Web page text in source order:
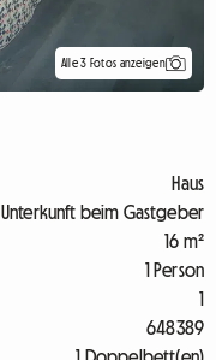
Alle 3 Fotos anzeigen
Haus
Unterkunft beim Gastgeber
16 m²
1 Person
1
648389